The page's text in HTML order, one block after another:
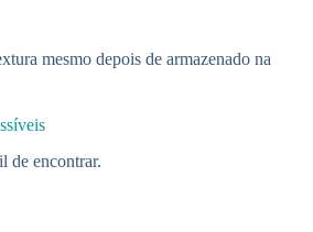
mesmo depois de armazenado na
de encontrar.